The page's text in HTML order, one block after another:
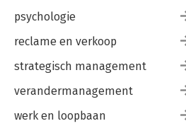
psychologie
reclame en verkoop
strategisch management
verandermanagement
werk en loopbaan